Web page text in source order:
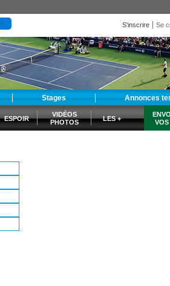
S'inscrire Se
Stages Annonces
ESPOIR
VIDÉOS
PHOTOS
LES +